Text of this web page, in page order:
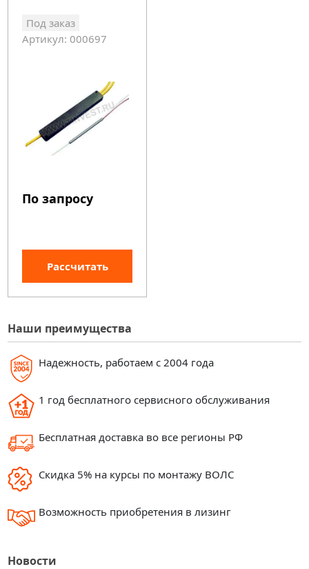
Наши преимущества
Надежность, работаем с 2004 года
1 год бесплатного сервисного обслуживания
Бесплатная доставка во все регионы РФ
Скидка 5% на курсы по монтажу ВОЛС
Возможность приобретения в лизинг
Новости
Под заказ
Артикул: 000697
По запросу
Рассчитать